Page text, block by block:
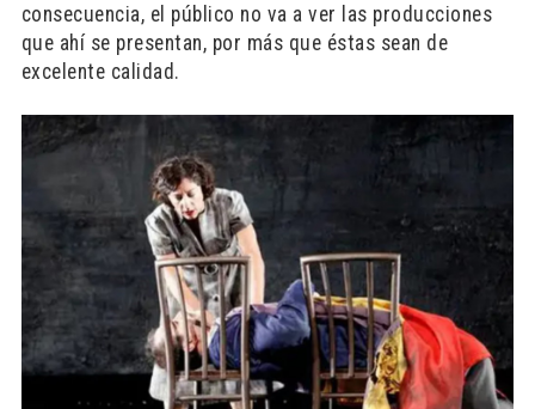
consecuencia, el público no va a ver las producciones
que ahí se presentan, por más que éstas sean de
excelente calidad.